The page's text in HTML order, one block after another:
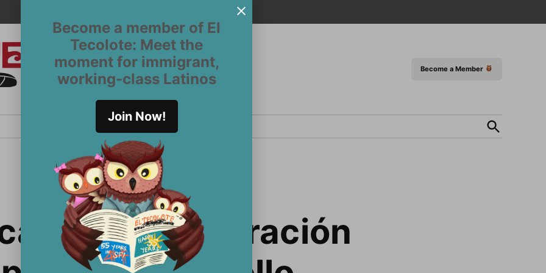
Become a member of El
Tecolote: Meet the
moment for immigrant,
working-class Latinos
Join Now!
San
Francisco’s
Become a Member
Open
Search